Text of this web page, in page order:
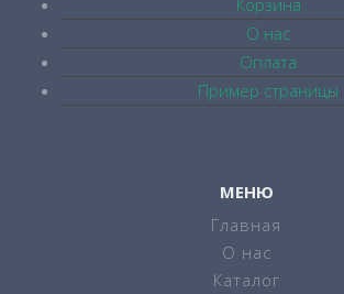
Корзина
О нас
Оплата
Пример страницы
МЕНЮ
Главная
О нас
Каталог